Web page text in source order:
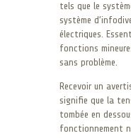
tels que le
système
électriques.
fonctions
sans problème.
Recevoir un
signifie que la
tombée en
fonctionnement